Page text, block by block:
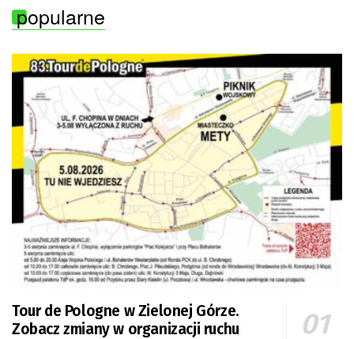
popularne
Tour de Pologne w Zielonej Górze.
Zobacz zmiany w organizacji ruchu